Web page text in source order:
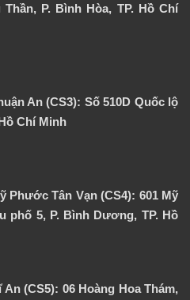
P. Bình Hòa, TP. Hồ Chí
An (CS3): Số 510D Quốc lộ
Chí Minh
Phước Tân Vạn (CS4): 601 Mỹ
phố 5, P. Bình Dương, TP. Hồ
(CS5): 06 Hoàng Hoa Thám,